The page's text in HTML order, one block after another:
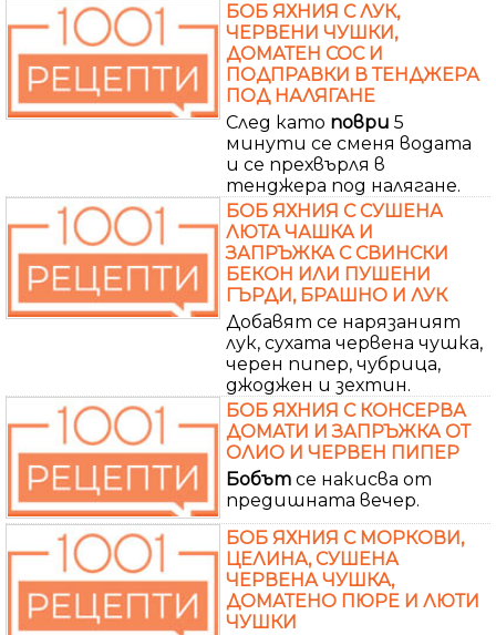
БОБ ЯХНИЯ С ЛУК,
ЧЕРВЕНИ ЧУШКИ,
ДОМАТЕН СОС И
ПОДПРАВКИ В ТЕНДЖЕРА
ПОД НАЛЯГАНЕ
След като поври 5
минути се сменя водата
и се прехвърля в
тенджера под налягане.
БОБ ЯХНИЯ С СУШЕНА
ЛЮТА ЧАШКА И
ЗАПРЪЖКА С СВИНСКИ
БЕКОН ИЛИ ПУШЕНИ
ГЪРДИ, БРАШНО И ЛУК
Добавят се нарязаният
лук, сухата червена чушка,
черен пипер, чубрица,
джоджен и зехтин.
БОБ ЯХНИЯ С КОНСЕРВА
ДОМАТИ И ЗАПРЪЖКА ОТ
ОЛИО И ЧЕРВЕН ПИПЕР
Бобът се накисва от
предишната вечер.
БОБ ЯХНИЯ С МОРКОВИ,
ЦЕЛИНА, СУШЕНА
ЧЕРВЕНА ЧУШКА,
ДОМАТЕНО ПЮРЕ И ЛЮТИ
ЧУШКИ